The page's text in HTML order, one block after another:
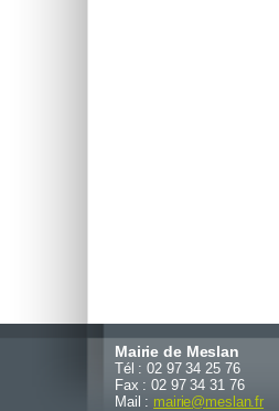
Mairie de Meslan
Tél : 02 97 34 25 76
Fax : 02 97 34 31 76
Mail : mairie@meslan.fr